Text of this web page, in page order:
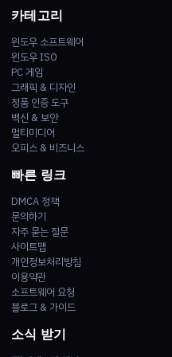
카테고리
윈도우 소프트웨어
윈도우 ISO
PC 게임
그래픽 & 디자인
정품 인증 도구
백신 & 보안
멀티미디어
오피스 & 비즈니스
빠른 링크
DMCA 정책
문의하기
자주 묻는 질문
사이트맵
개인정보처리방침
이용약관
소프트웨어 요청
블로그 & 가이드
소식 받기